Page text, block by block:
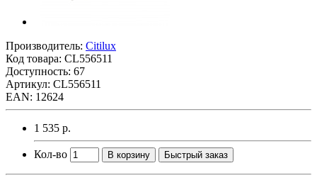
Производитель: Citilux
Код товара: CL556511
Доступность: 67
Артикул: CL556511
EAN: 12624
1 535 р.
Кол-во В корзину Быстрый заказ